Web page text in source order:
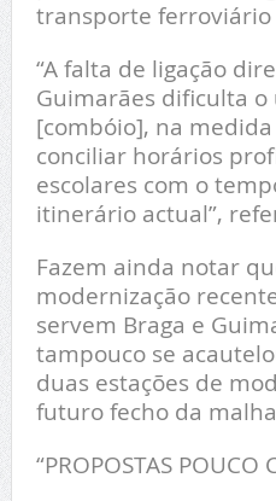
transporte ferroviário
“A falta de ligação
Guimarães dificulta
[combóio], na
conciliar horários
escolares com o
itinerário actual”,
Fazem ainda notar
modernização
servem Braga e
tampouco se
duas estações de
futuro fecho da
“PROPOSTAS POUCO